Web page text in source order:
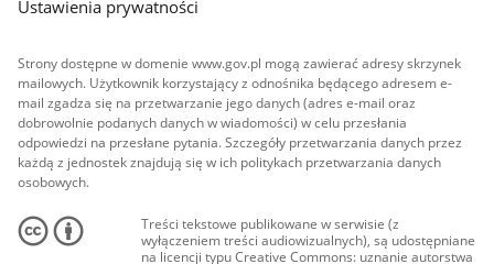
Ustawienia prywatności
Strony dostępne w domenie www.gov.pl mogą zawierać adresy skrzynek
mailowych. Użytkownik korzystający z odnośnika będącego adresem e-
mail zgadza się na przetwarzanie jego danych (adres e-mail oraz
dobrowolnie podanych danych w wiadomości) w celu przesłania
odpowiedzi na przesłane pytania. Szczegóły przetwarzania danych przez
każdą z jednostek znajdują się w ich politykach przetwarzania danych
osobowych.
Treści tekstowe publikowane w serwisie (z
wyłączeniem treści audiowizualnych), są udostępniane
na licencji typu Creative Commons: uznanie autorstwa